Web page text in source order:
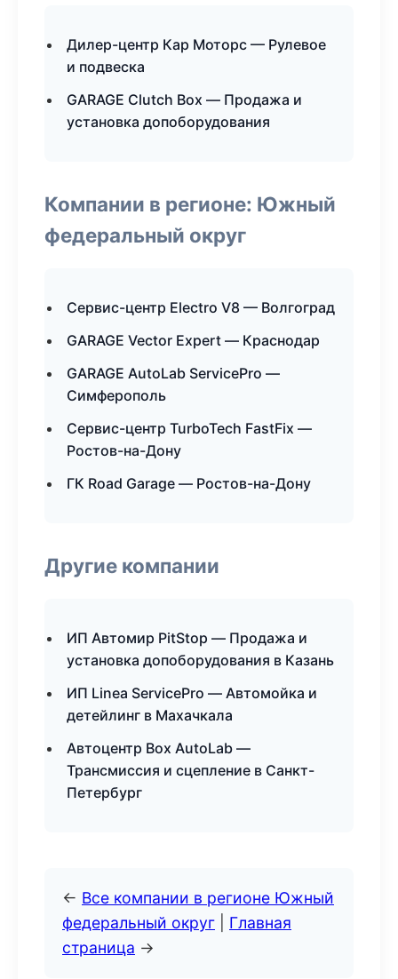
Дилер-центр Кар Моторс — Рулевое
и подвеска
GARAGE Clutch Box — Продажа и
установка допоборудования
Компании в регионе: Южный
федеральный округ
Сервис-центр Electro V8 — Волгоград
GARAGE Vector Expert — Краснодар
GARAGE AutoLab ServicePro —
Симферополь
Сервис-центр TurboTech FastFix —
Ростов-на-Дону
ГК Road Garage — Ростов-на-Дону
Другие компании
ИП Автомир PitStop — Продажа и
установка допоборудования в Казань
ИП Linea ServicePro — Автомойка и
детейлинг в Махачкала
Автоцентр Box AutoLab —
Трансмиссия и сцепление в Санкт-
Петербург
← Все компании в регионе Южный
федеральный округ
Главная
страница →